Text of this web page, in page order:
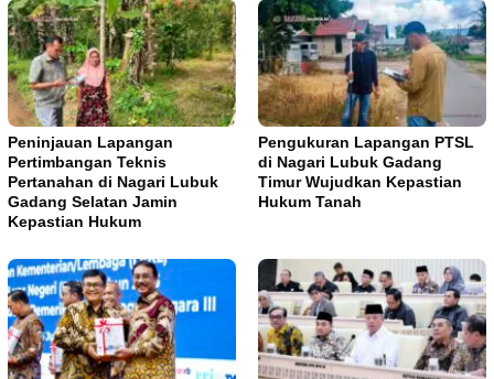
Peninjauan Lapangan
Pertimbangan Teknis
Pertanahan di Nagari Lubuk
Gadang Selatan Jamin
Kepastian Hukum
Pengukuran Lapangan PTSL
di Nagari Lubuk Gadang
Timur Wujudkan Kepastian
Hukum Tanah